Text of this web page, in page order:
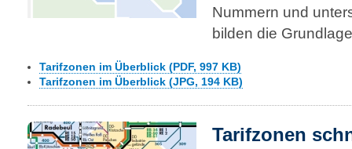
Nummern und
bilden die
Tarifzonen im Überblick (PDF, 997 KB)
Tarifzonen im Überblick (JPG, 194 KB)
Tarifzonen